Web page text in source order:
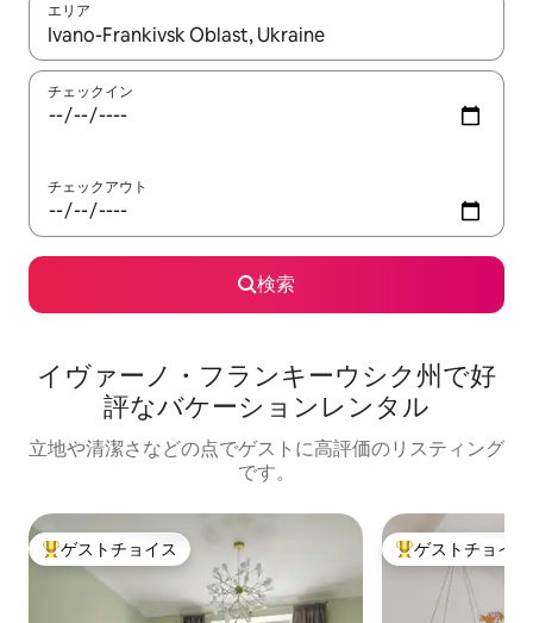
エリア
検索結果が表示されたら、上下の矢印キーを使って移動するか
チェックイン
チェックアウト
検索
イヴァーノ・フランキーウシク州で好
評なバケーションレンタル
立地や清潔さなどの点でゲストに高評価のリスティング
です。
大好評のゲストチョイスです。
ゲストチョイス 大好評のゲスト
ゲストチョイス